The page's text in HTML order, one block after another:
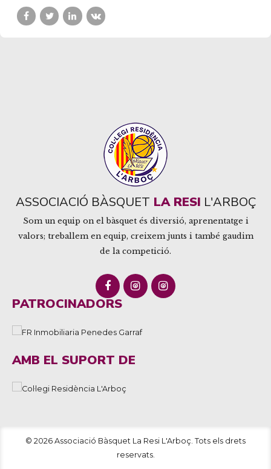
ASSOCIACIÓ BÀSQUET LA RESI L'ARBOÇ
Som un equip on el bàsquet és diversió, aprenentatge i
valors; treballem en equip, creixem junts i també gaudim
de la competició.
PATROCINADORS
AMB EL SUPORT DE
© 2026 Associació Bàsquet La Resi L'Arboç. Tots els drets
reservats.